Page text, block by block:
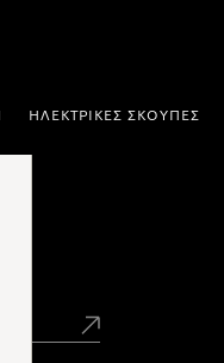
ΗΛΕΚΤΡΙΚΈΣ ΣΚΟΎΠΕΣ